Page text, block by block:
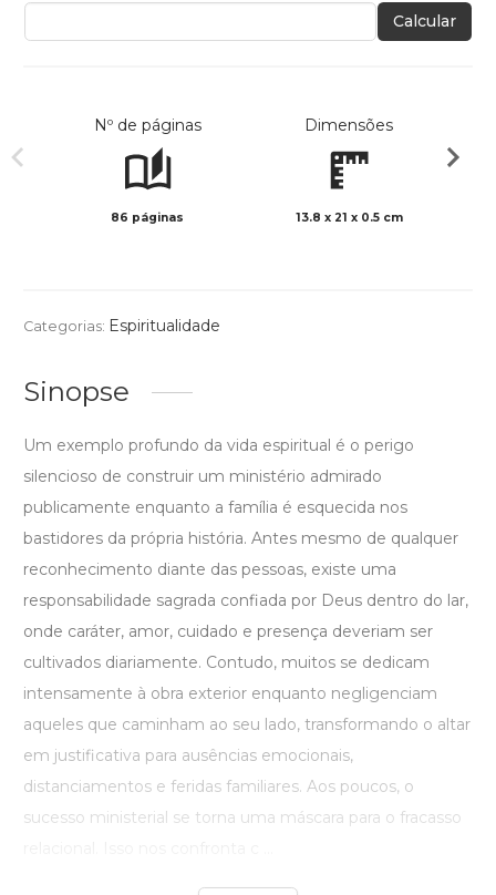
Calcular
Nº de páginas
86 páginas
Dimensões
13.8 x 21 x 0.5 cm
Categorias: Espiritualidade
Sinopse
Um exemplo profundo da vida espiritual é o perigo
silencioso de construir um ministério admirado
publicamente enquanto a família é esquecida nos
bastidores da própria história. Antes mesmo de qualquer
reconhecimento diante das pessoas, existe uma
responsabilidade sagrada confiada por Deus dentro do lar,
onde caráter, amor, cuidado e presença deveriam ser
cultivados diariamente. Contudo, muitos se dedicam
intensamente à obra exterior enquanto negligenciam
aqueles que caminham ao seu lado, transformando o altar
em justificativa para ausências emocionais,
distanciamentos e feridas familiares. Aos poucos, o
sucesso ministerial se torna uma máscara para o fracasso